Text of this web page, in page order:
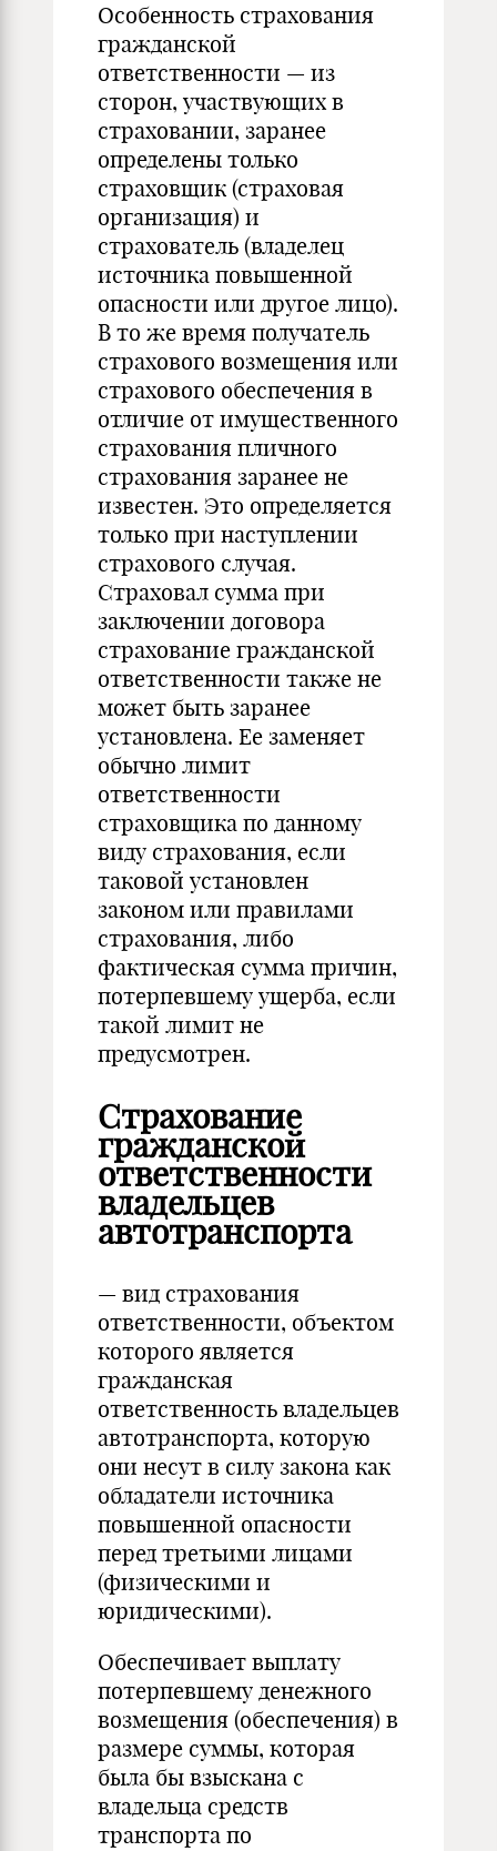
Особенность страхования
гражданской
ответственности — из
сторон, участвующих в
страховании, заранее
определены только
страховщик (страховая
организация) и
страхователь (владелец
источника повышенной
опасности или другое лицо).
В то же время получатель
страхового возмещения или
страхового обеспечения в
отличие от имущественного
страхования пличного
страхования заранее не
известен. Это определяется
только при наступлении
страхового случая.
Страховал сумма при
заключении договора
страхование гражданской
ответственности также не
может быть заранее
установлена. Ее заменяет
обычно лимит
ответственности
страховщика по данному
виду страхования, если
таковой установлен
законом или правилами
страхования, либо
фактическая сумма причин,
потерпевшему ущерба, если
такой лимит не
предусмотрен.
Страхование
гражданской
ответственности
владельцев
автотранспорта
— вид страхования
ответственности, объектом
которого является
гражданская
ответственность владельцев
автотранспорта, которую
они несут в силу закона как
обладатели источника
повышенной опасности
перед третьими лицами
(физическими и
юридическими).
Обеспечивает выплату
потерпевшему денежного
возмещения (обеспечения) в
размере суммы, которая
была бы взыскана с
владельца средств
транспорта по